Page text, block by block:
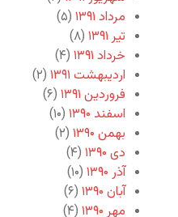
مرداد ۱۳۹۱
(۵)
تیر ۱۳۹۱
(۸)
خرداد ۱۳۹۱
(۴)
اردیبهشت ۱۳۹۱
(۲)
فروردین ۱۳۹۱
(۶)
اسفند ۱۳۹۰
(۱۰)
بهمن ۱۳۹۰
(۲)
دی ۱۳۹۰
(۴)
آذر ۱۳۹۰
(۱۰)
آبان ۱۳۹۰
(۶)
مهر ۱۳۹۰
(۴)